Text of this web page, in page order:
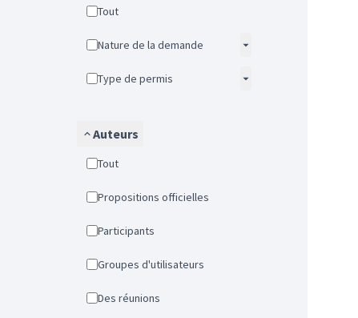
Tout
Nature de la demande
Type de permis
Auteurs
Tout
Propositions officielles
Participants
Groupes d'utilisateurs
Des réunions